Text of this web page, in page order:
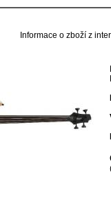
Informace o zboží z